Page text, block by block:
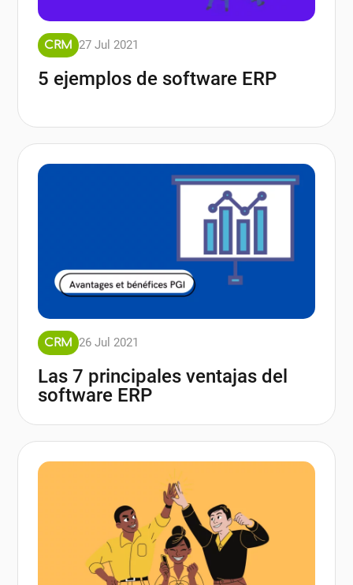
CRM 27 Jul 2021
5 ejemplos de software ERP
CRM 26 Jul 2021
Las 7 principales ventajas del
software ERP